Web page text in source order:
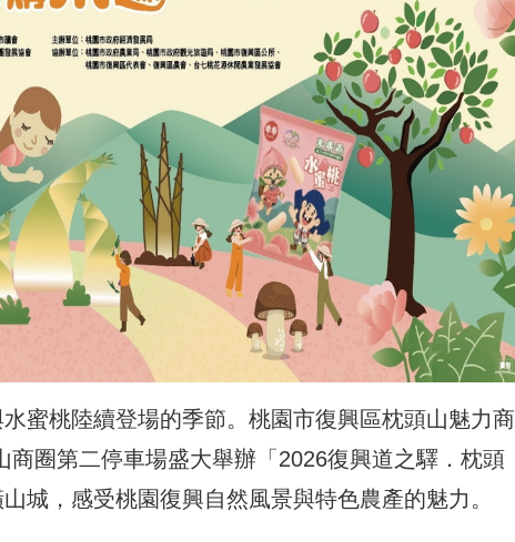
蜜桃陸續登場的季節。桃園市復興區枕頭山魅力商
圈第二停車場盛大舉辦「2026復興道之驛．枕頭
城，感受桃園復興自然風景與特色農產的魅力。